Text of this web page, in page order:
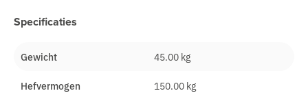
Specificaties
Gewicht 45.00 kg
Hefvermogen 150.00 kg